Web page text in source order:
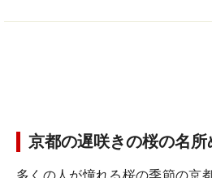
京都の遅咲きの桜の名所